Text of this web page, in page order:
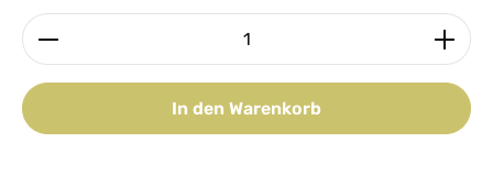
Produkt Anzahl: Gib den gewünschten Wert ein
In den Warenkorb